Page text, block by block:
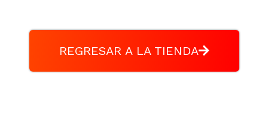
REGRESAR A LA TIENDA